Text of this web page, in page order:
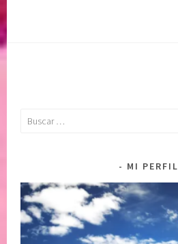
Buscar:
MI PERFIL